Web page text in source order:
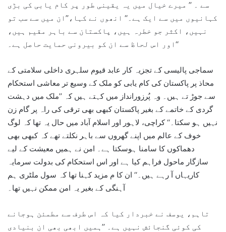
سے ۔ ’’ میرے خیال میں یہ یقینی طور پر کام یابی کی بڑی
کہانیوں میں سے ایک ہے۔‘‘ انھوں نے کہا،’’ان میں سے سب تو
نہیں، اکثر جو خطرہ ہیں، پاکستان سے باہر مقیم ہیں،
اور اس لحاظ سے ان کو بیرونی حمایت حاصل ہے۔‘‘
سماجی پالیسی کے تجزیہ کار عابد قیوم سلہری داخلی سلامتی کے
محاذ پر پاکستان کی کام یابی کو ملک کے وسیع تر معاشی استحکام
سے جوڑ تے ہیں۔ وہ پُرزورانداز میں کہتے ہیں کہ ’’ملک میں دہشت
گردی کے خاتمے کے بغیر پاکستان کبھی بھی ترقی کی راہ پر گام زن
نہیں ہو سکتا۔‘‘ کراچی، لاہور اور اسلام آباد میں حال یہ تھا کہ لوگ
خوف کے عالم میں اپنے گھروں سے باہر نکلتے تھے کہ کبھی بھی
دھماکوں کا سامنا ہوسکتا ہے۔ امن نے ہمیں معیشت کے لیے
سازگار ماحول فراہم کیا ہے اور اس استحکام کی بدولت سرمایہ
کاریہاں آ رہے ہیں۔‘‘ ان کا م مزید کہنا تھا کہ سول ملٹری ہم
آہنگی کے بغیر یہ امن ممکن نہیں تھا۔
تاہم، یوسف نے خبردار کیا کہ اس طرف سے مطمئن ہوجانے
کی کوئی گنجائش نہیں ہے۔ ’’ہمیں ابھی بھی ان بنیادی